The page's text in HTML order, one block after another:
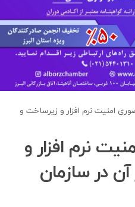
امنیت نرم افزار و زیرساخت و
نرم افزار و
در سازمان